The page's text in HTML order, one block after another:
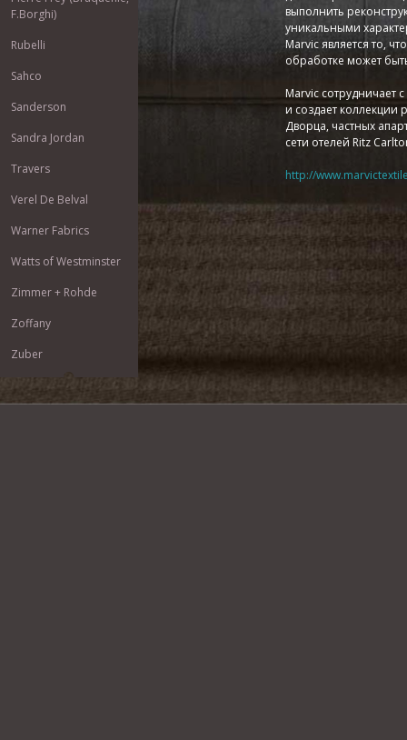
F.Borghi)
Rubelli
Sahco
Sanderson
Sandra Jordan
Travers
Verel De Belval
Warner Fabrics
Watts of Westminster
Zimmer + Rohde
Zoffany
Zuber
выполнить
уникальными
Marvic является то,
обработке может
Marvic
и создает коллекции
Дворца, частных
сети отелей Ritz
http://